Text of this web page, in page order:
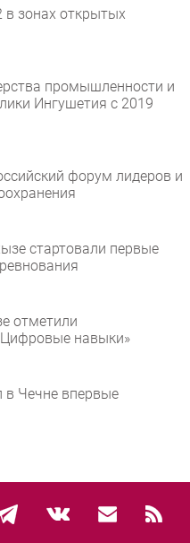
в зонах открытых
промышленности и
Ингушетия с 2019
форум лидеров и
стартовали первые
отметили
навыки»
в Чечне впервые